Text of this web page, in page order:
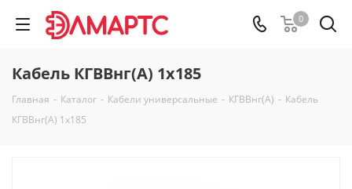
0
Кабель КГВВнг(А) 1х185
Главная - Каталог - Кабели универсальные - КГВВнг(А) - Кабель
КГВВнг(А) 1х185